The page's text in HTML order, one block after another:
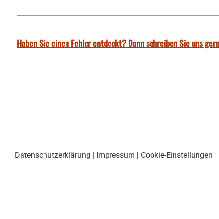
Haben Sie einen Fehler entdeckt? Dann schreiben Sie uns
Datenschutzerklärung | Impressum | Cookie-Einstellungen